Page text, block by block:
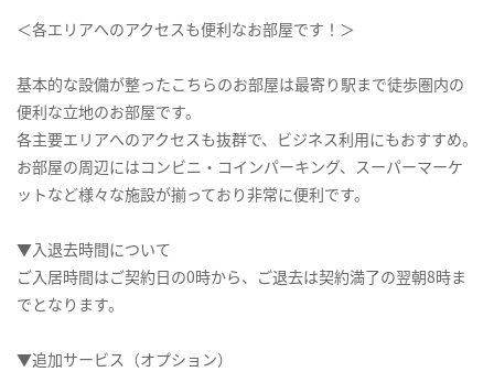
＜各エリアへのアクセスも便利なお部屋です！＞
基本的な設備が整ったこちらのお部屋は最寄り駅まで徒歩圏内の
便利な立地のお部屋です。
各主要エリアへのアクセスも抜群で、ビジネス利用にもおすすめ。
お部屋の周辺にはコンビニ・コインパーキング、スーパーマーケ
ットなど様々な施設が揃っており非常に便利です。
▼入退去時間について
ご入居時間はご契約日の0時から、ご退去は契約満了の翌朝8時ま
でとなります。
▼追加サービス（オプション）